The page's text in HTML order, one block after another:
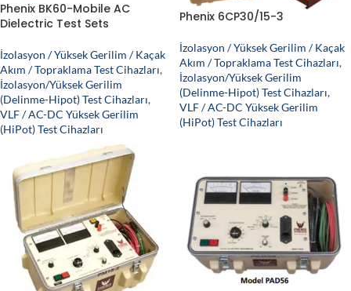
Phenix BK60-Mobile AC
Dielectric Test Sets
İzolasyon / Yüksek Gerilim / Kaçak
Akım / Topraklama Test Cihazları,
İzolasyon/Yüksek Gerilim
(Delinme-Hipot) Test Cihazları,
VLF / AC-DC Yüksek Gerilim
(HiPot) Test Cihazları
Phenix 6CP30/15-3
İzolasyon / Yüksek Gerilim / Kaçak
Akım / Topraklama Test Cihazları,
İzolasyon/Yüksek Gerilim
(Delinme-Hipot) Test Cihazları,
VLF / AC-DC Yüksek Gerilim
(HiPot) Test Cihazları